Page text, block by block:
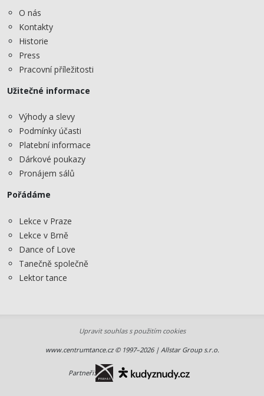
O nás
Kontakty
Historie
Press
Pracovní příležitosti
Užitečné informace
Výhody a slevy
Podmínky účasti
Platební informace
Dárkové poukazy
Pronájem sálů
Pořádáme
Lekce v Praze
Lekce v Brně
Dance of Love
Tanečně společně
Lektor tance
Upravit souhlas s použitím cookies
www.centrumtance.cz © 1997–2026 | Allstar Group s.r.o.
Partneři: